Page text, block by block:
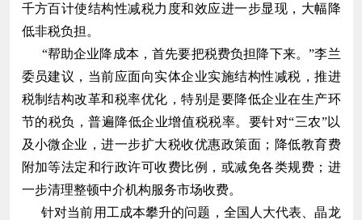
千方百计使结构性减税力度和效应进一步显现，大幅降
低非税负担。
“帮助企业降成本，首先要把税费负担降下来。”李兰
委员建议，当前应面向实体企业实施结构性减税，推进
税制结构改革和税率优化，特别是要降低企业在生产环
节的税负，普遍降低企业增值税税率。要针对“三农”以
及小微企业，进一步扩大税收优惠政策面；降低教育费
附加等法定和行政许可收费比例，或减免各类规费；进
一步清理整顿中介机构服务市场收费。
针对当前用工成本攀升的问题，全国人大代表、晶龙